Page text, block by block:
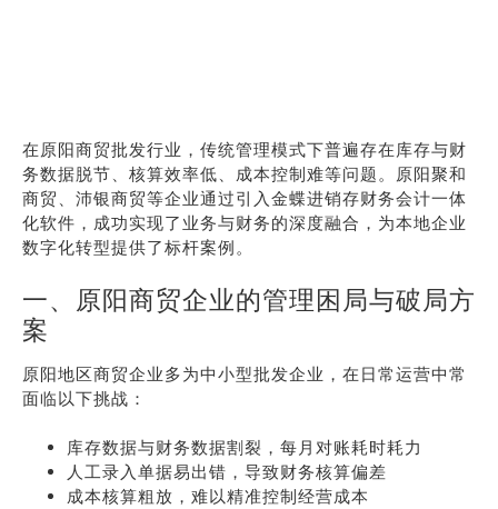
在原阳商贸批发行业，传统管理模式下普遍存在库存与财
务数据脱节、核算效率低、成本控制难等问题。原阳聚和
商贸、沛银商贸等企业通过引入金蝶进销存财务会计一体
化软件，成功实现了业务与财务的深度融合，为本地企业
数字化转型提供了标杆案例。
一、原阳商贸企业的管理困局与破局方
案
原阳地区商贸企业多为中小型批发企业，在日常运营中常
面临以下挑战：
库存数据与财务数据割裂，每月对账耗时耗力
人工录入单据易出错，导致财务核算偏差
成本核算粗放，难以精准控制经营成本